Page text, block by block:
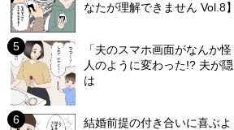
なたが理解できません Vol.8】
「夫のスマホ画面がなんか
人のように変わった!? 夫が
は
結婚前提の付き合いに喜ぶ